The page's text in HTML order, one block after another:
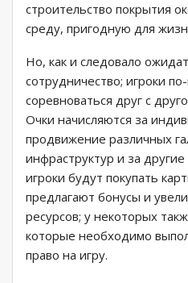
строительство покрытия
среду, пригодную для
Но, как и следовало
сотрудничество; игроки
соревноваться друг с
Очки начисляются за
продвижение различных
инфраструктур и за
игроки будут покупать
предлагают бонусы и
ресурсов; у некоторых
которые необходимо
право на игру.